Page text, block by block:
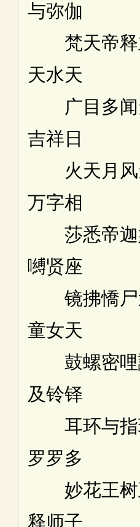
与弥伽
梵天帝
天水天
广目多
吉祥日
火天月
万字相
莎悉帝
嚩贤座
镜拂憍
童女天
鼓螺密
及铃铎
耳环与
罗罗多
妙花王
释师子